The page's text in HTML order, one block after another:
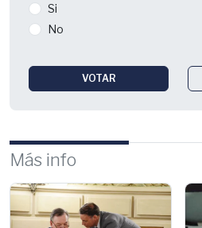
Si
No
VOTAR
Más info